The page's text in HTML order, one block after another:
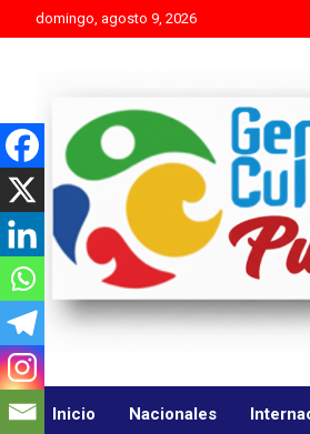
to
domingo, agosto 9, 2026
Gente
Es mejor molestar con la verdad que
Inicio Nacionales